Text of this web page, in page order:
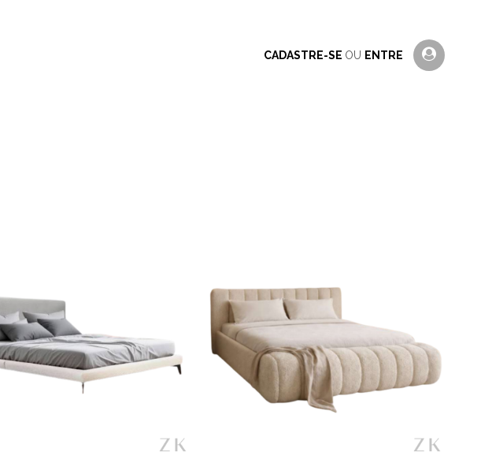
CADASTRE-SE OU ENTRE